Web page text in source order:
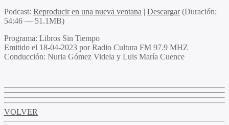
Podcast: Reproducir en una nueva ventana | Descargar(Duración:
54:46 — 51.1MB)
Programa: Libros Sin Tiempo
Emitido el 18-04-2023 por Radio Cultura FM 97.9 MHZ
Conducción: Nuria Gómez Videla y Luis María Cuence
VOLVER